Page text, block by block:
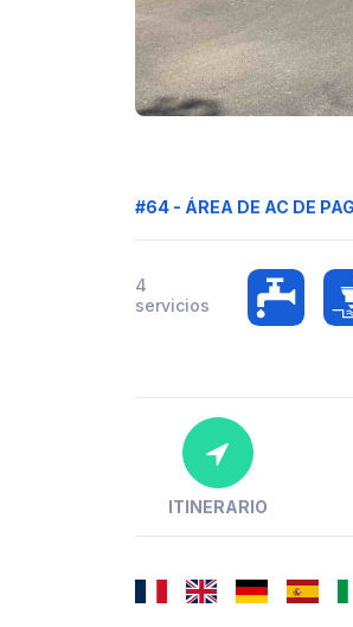
#64 - ÁREA DE AC DE
4
servicios
ITINERARIO